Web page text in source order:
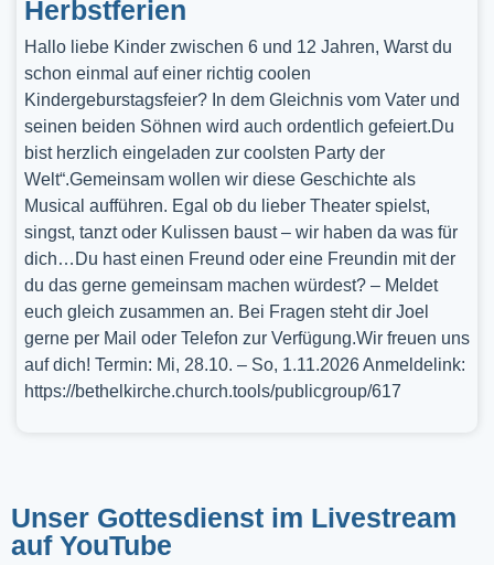
Herbstferien
Hallo liebe Kinder zwischen 6 und 12 Jahren, Warst du
schon einmal auf einer richtig coolen
Kindergeburstagsfeier? In dem Gleichnis vom Vater und
seinen beiden Söhnen wird auch ordentlich gefeiert.Du
bist herzlich eingeladen zur coolsten Party der
Welt“.Gemeinsam wollen wir diese Geschichte als
Musical aufführen. Egal ob du lieber Theater spielst,
singst, tanzt oder Kulissen baust – wir haben da was für
dich…Du hast einen Freund oder eine Freundin mit der
du das gerne gemeinsam machen würdest? – Meldet
euch gleich zusammen an. Bei Fragen steht dir Joel
gerne per Mail oder Telefon zur Verfügung.Wir freuen uns
auf dich! Termin: Mi, 28.10. – So, 1.11.2026 Anmeldelink:
https://bethelkirche.church.tools/publicgroup/617
Unser Gottesdienst im Livestream
auf YouTube